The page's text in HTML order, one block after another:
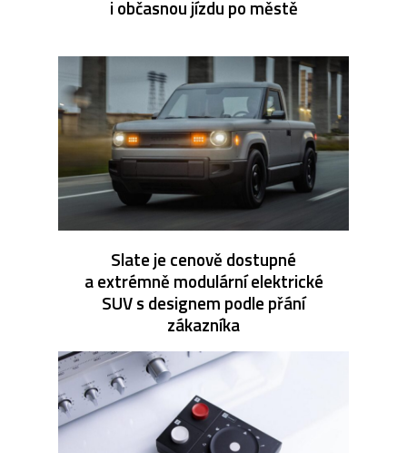
i občasnou jízdu po městě
Slate je cenově dostupné
a extrémně modulární elektrické
SUV s designem podle přání
zákazníka